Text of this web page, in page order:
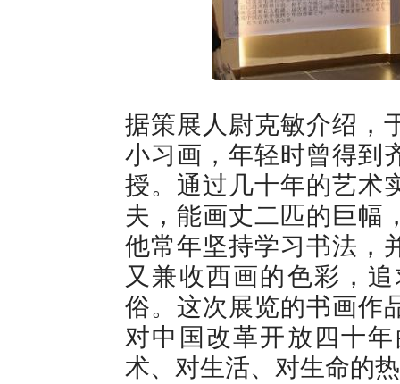
据策展人尉克敏介绍，
小习画，年轻时曾得到
授。通过几十年的艺术
夫，能画丈二匹的巨幅
他常年坚持学习书法，
又兼收西画的色彩，
俗。这次展览的书画作
对中国改革开放四十
术、对生活、对生命的